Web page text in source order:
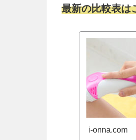
最新の比較表は
i-onna.com